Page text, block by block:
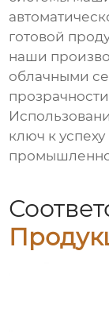
готовой
наши
облачными
ключ к